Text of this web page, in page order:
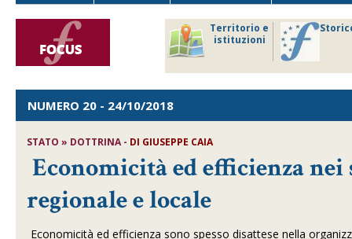
Territorio e
istituzioni
NUMERO 20 - 24/10/2018
STATO » DOTTRINA - DI GIUSEPPE CAIA
Economicità ed efficienza
regionale e locale
Economicità ed efficienza sono spesso disattese nella